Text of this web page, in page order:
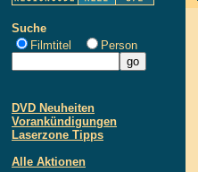
Suche
Filmtitel
Person
DVD Neuheiten
Vorankündigungen
Laserzone Tipps
Alle Aktionen